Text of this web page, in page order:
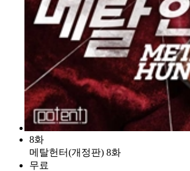
8화
메탈헌터(개정판) 8화
무료